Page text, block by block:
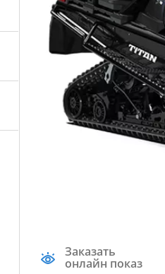
Заказать
онлайн показ